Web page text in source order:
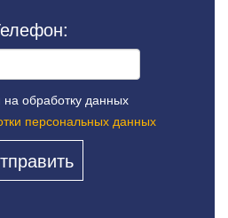
обработку данных
персональных данных